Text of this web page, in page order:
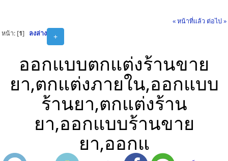
« หน้าที่แล้ว ต่อไป »
+
หน้า: [1] ลงล่าง
ออกแบบตกแต่งร้านขาย
ยา,ตกแต่งภายใน,ออกแบบ
ร้านยา,ตกแต่งร้าน
ยา,ออกแบบร้านขาย
ยา,ออกแ